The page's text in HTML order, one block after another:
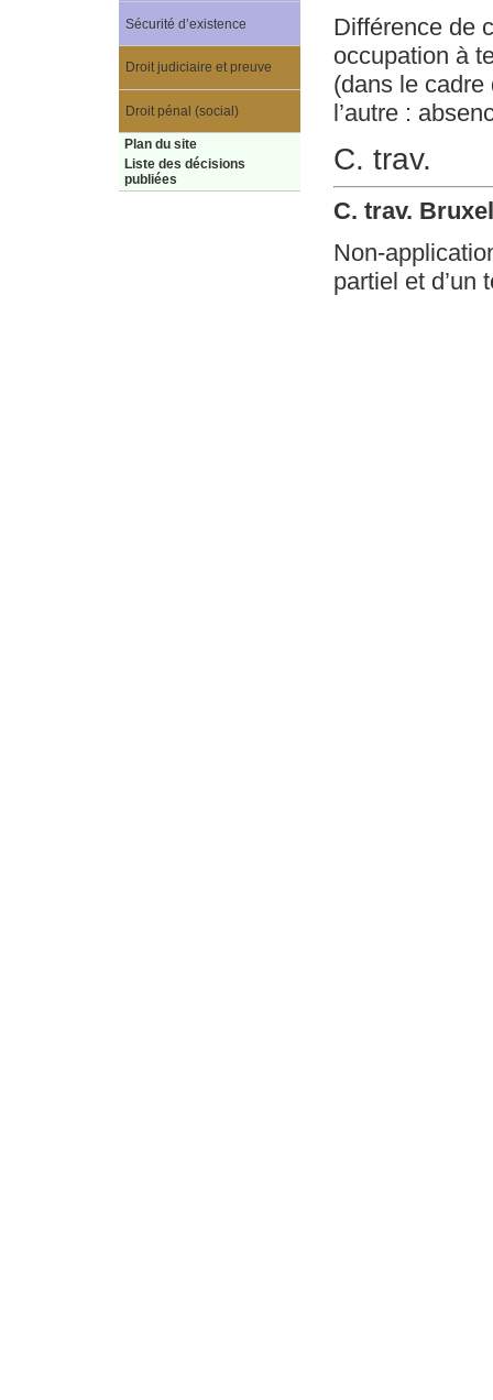
Différence de
occupation à
(dans le cadre
l’autre :
C. trav.
C. trav.
Non-
partiel et d’un
Sécurité d’existence
Droit judiciaire et preuve
Droit pénal (social)
Plan du site
Liste des décisions
publiées